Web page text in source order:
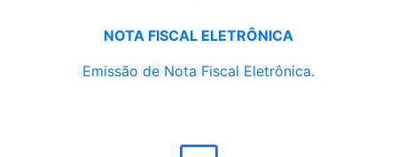
NOTA FISCAL ELETRÔNICA
Emissão de Nota Fiscal Eletrônica.